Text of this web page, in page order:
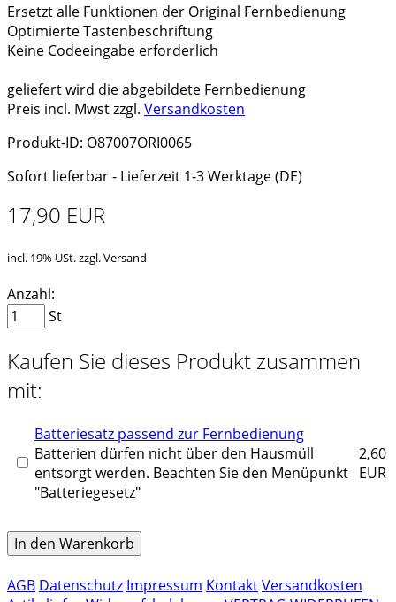
Ersetzt alle Funktionen der Original Fernbedienung
Optimierte Tastenbeschriftung
Keine Codeeingabe erforderlich
geliefert wird die abgebildete Fernbedienung
Preis incl. Mwst zzgl. Versandkosten
Produkt-ID: O87007ORI0065
Sofort lieferbar - Lieferzeit 1-3 Werktage (DE)
17,90 EUR
incl. 19% USt. zzgl. Versand
Anzahl:
St
Kaufen Sie dieses Produkt zusammen
mit:
Batteriesatz passend zur Fernbedienung
Batterien dürfen nicht über den Hausmüll
entsorgt werden. Beachten Sie den Menüpunkt
"Batteriegesetz"
2,60
EUR
In den Warenkorb
AGB Datenschutz Impressum KontaktVersandkosten